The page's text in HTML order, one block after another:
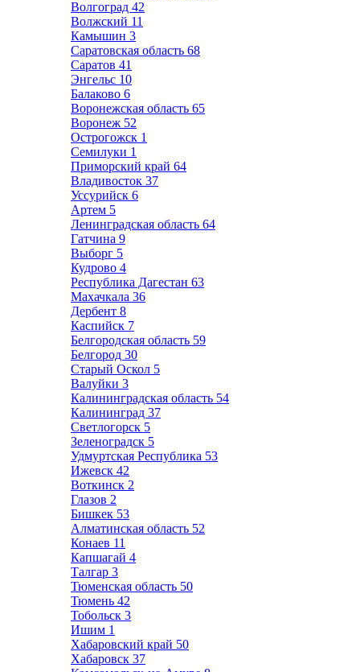
Волгоград 42
Волжский 11
Камышин 3
Саратовская область 68
Саратов 41
Энгельс 10
Балаково 6
Воронежская область 65
Воронеж 52
Острогожск 1
Семилуки 1
Приморский край 64
Владивосток 37
Уссурийск 6
Артем 5
Ленинградская область 64
Гатчина 9
Выборг 5
Кудрово 4
Республика Дагестан 63
Махачкала 36
Дербент 8
Каспийск 7
Белгородская область 59
Белгород 30
Старый Оскол 5
Валуйки 3
Калининградская область 54
Калининград 37
Светлогорск 5
Зеленоградск 5
Удмуртская Республика 53
Ижевск 42
Воткинск 2
Глазов 2
Бишкек 53
Алматинская область 52
Конаев 11
Капшагай 4
Талгар 3
Тюменская область 50
Тюмень 42
Тобольск 3
Ишим 1
Хабаровский край 50
Хабаровск 37